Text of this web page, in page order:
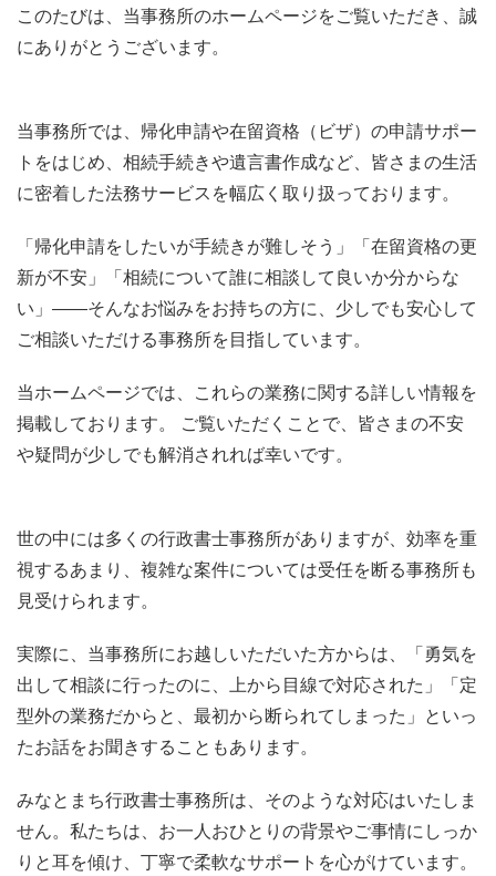
このたびは、当事務所のホームページをご覧いただき、誠
にありがとうございます。
当事務所では、帰化申請や在留資格（ビザ）の申請サポー
トをはじめ、相続手続きや遺言書作成など、皆さまの生活
に密着した法務サービスを幅広く取り扱っております。
「帰化申請をしたいが手続きが難しそう」「在留資格の更
新が不安」「相続について誰に相談して良いか分からな
い」――そんなお悩みをお持ちの方に、少しでも安心して
ご相談いただける事務所を目指しています。
当ホームページでは、これらの業務に関する詳しい情報を
掲載しております。 ご覧いただくことで、皆さまの不安
や疑問が少しでも解消されれば幸いです。
世の中には多くの行政書士事務所がありますが、効率を重
視するあまり、複雑な案件については受任を断る事務所も
見受けられます。
実際に、当事務所にお越しいただいた方からは、「勇気を
出して相談に行ったのに、上から目線で対応された」「定
型外の業務だからと、最初から断られてしまった」といっ
たお話をお聞きすることもあります。
みなとまち行政書士事務所は、そのような対応はいたしま
せん。私たちは、お一人おひとりの背景やご事情にしっか
りと耳を傾け、丁寧で柔軟なサポートを心がけています。